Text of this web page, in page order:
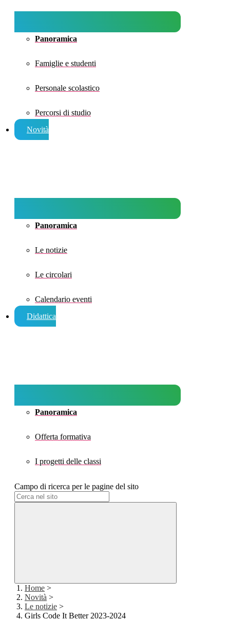
Panoramica
Famiglie e studenti
Personale scolastico
Percorsi di studio
Novità
Panoramica
Le notizie
Le circolari
Calendario eventi
Didattica
Panoramica
Offerta formativa
I progetti delle classi
Campo di ricerca per le pagine del sito
Home >
Novità >
Le notizie >
Girls Code It Better 2023-2024